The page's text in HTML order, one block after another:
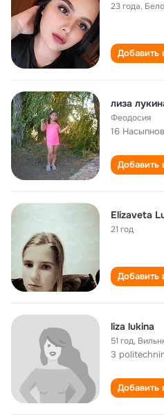
23 года,
Добавить
лиза
Феодосия
16
Добавить
Elizaveta
21 год
Добавить
liza lukina
51 год,
3
Добавить